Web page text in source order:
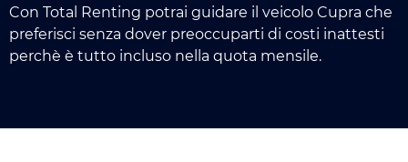
Con Total Renting potrai guidare il veicolo Cupra che
preferisci senza dover preoccuparti di costi inattesti
perchè è tutto incluso nella quota mensile.